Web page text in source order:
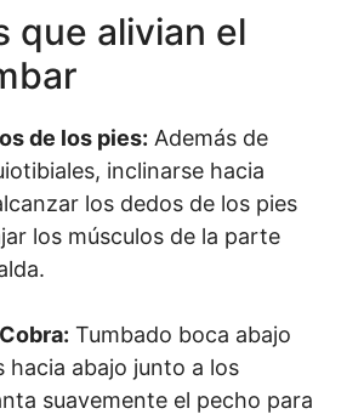
que alivian el
de los pies: Además de
inclinarse hacia
los dedos de los pies
los músculos de la parte
Tumbado boca abajo
hacia abajo junto a los
suavemente el pecho para